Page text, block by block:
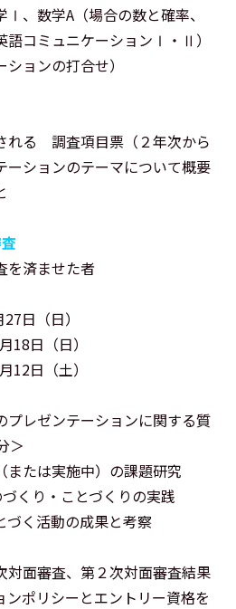
、数学A（場合の数と確率、
語コミュニケーションⅠ・Ⅱ）
ョンの打合せ）
る 調査項目票（２年次から
ーションのテーマについて概要
を済ませた者
日（日）
日（日）
日（土）
レゼンテーションに関する質
＞
たは実施中）の課題研究
くり・ことづくりの実践
く活動の成果と考察
面審査、第２次対面審査結果
ンポリシーとエントリー資格を